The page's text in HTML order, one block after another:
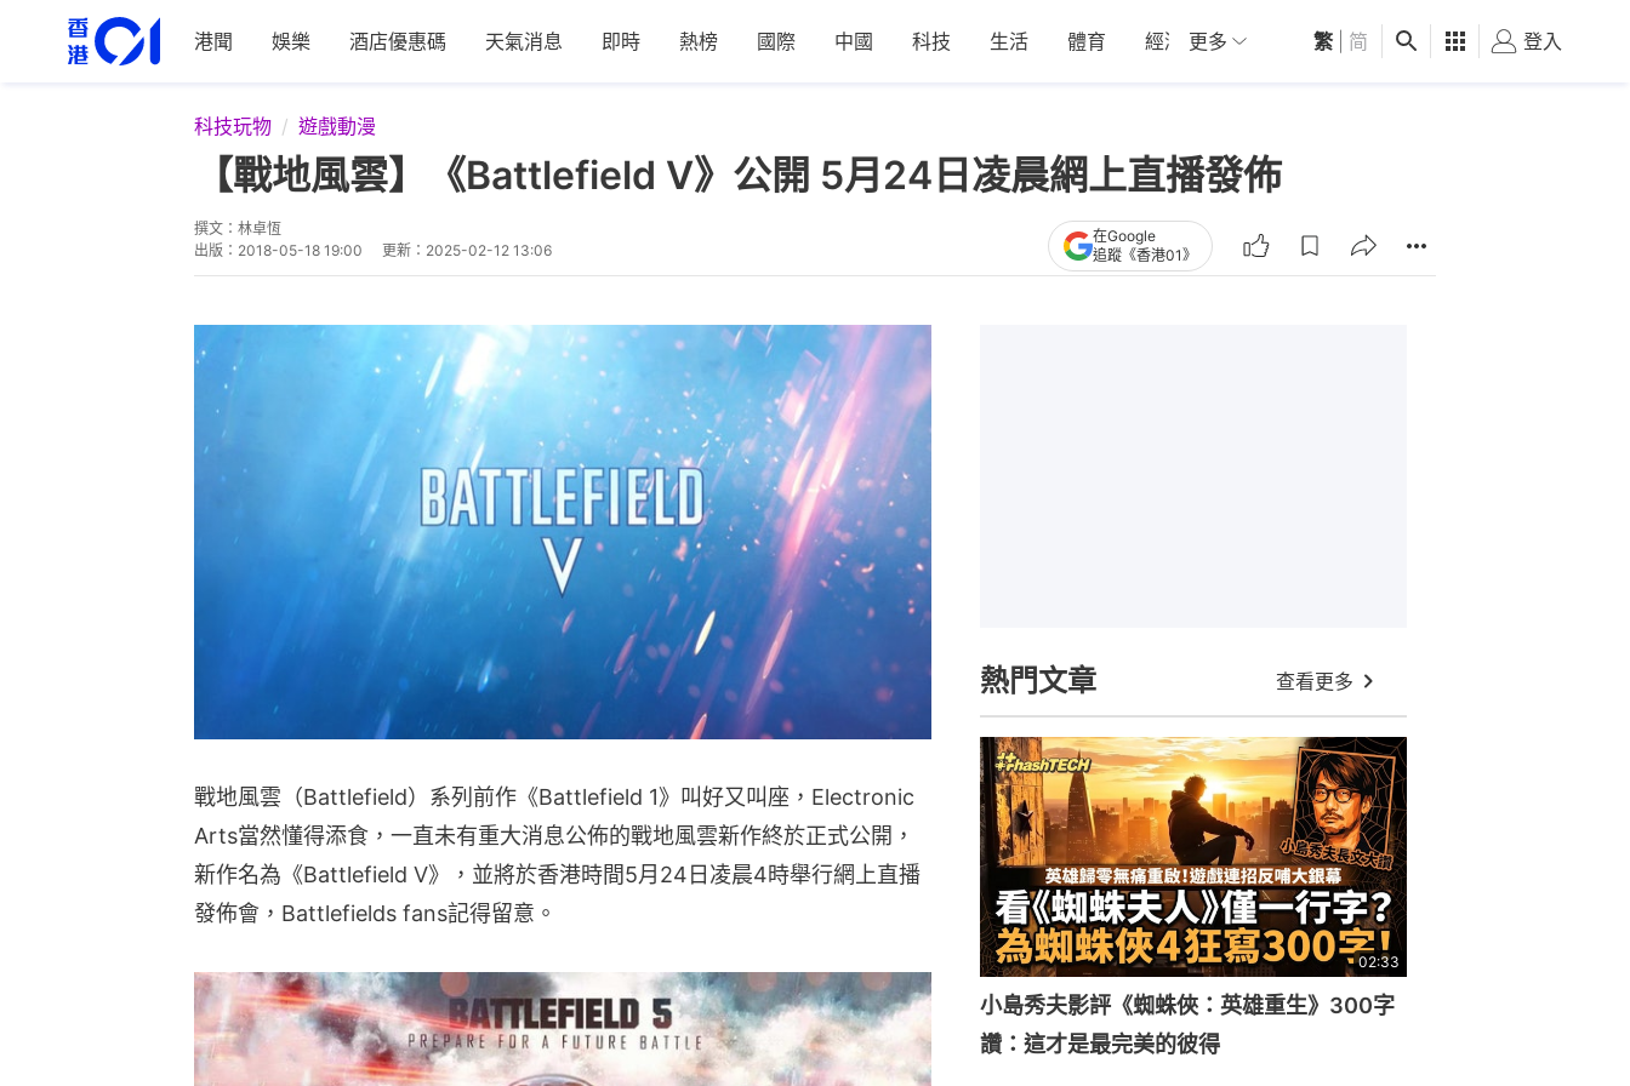
港聞 娛樂 酒店優惠碼 天氣消息 即時 熱榜 國際 中國 科技 生活 體育 經濟 01深圳 觀點 健康 好食玩飛
更多 繁 简 登入
科技玩物 遊戲動漫
【戰地風雲】《Battlefield V》公開 5月24日凌晨網上直播發佈
撰文： 林卓恆
出版： 2018-05-18 19:00 更新： 2025-02-12 13:06
在Google
追蹤《香港01》
戰地風雲（Battlefield）系列前作《Battlefield 1》叫好又叫座，Electronic
Arts當然懂得添食，一直未有重大消息公佈的戰地風雲新作終於正式公開，
新作名為《Battlefield V》，並將於香港時間5月24日凌晨4時舉行網上直播
發佈會，Battlefields fans記得留意。
熱門文章 查看更多
02:33
小島秀夫影評《蜘蛛俠：英雄重生》300字
讚：這才是最完美的彼得